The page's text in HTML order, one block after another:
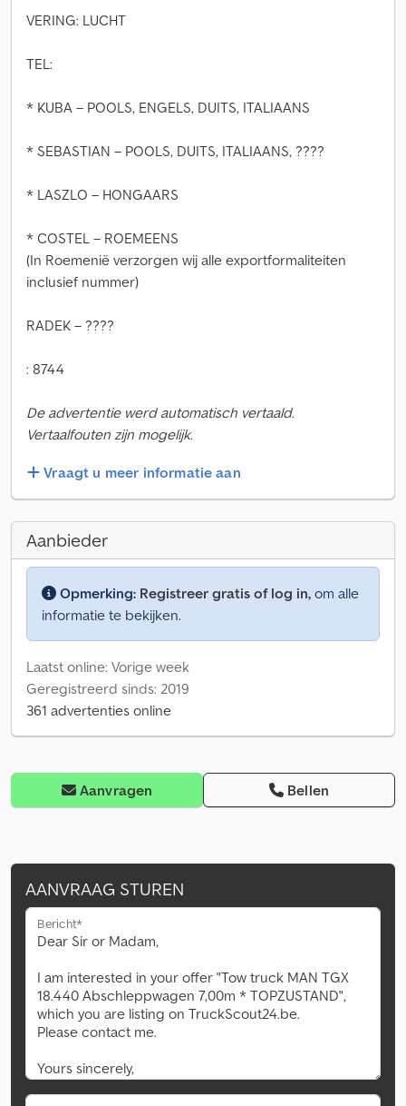
VERING: LUCHT
TEL:
* KUBA – POOLS, ENGELS, DUITS, ITALIAANS
* SEBASTIAN – POOLS, DUITS, ITALIAANS, ????
* LASZLO – HONGAARS
* COSTEL – ROEMEENS
(In Roemenië verzorgen wij alle exportformaliteiten
inclusief nummer)
RADEK – ????
: 8744
De advertentie werd automatisch vertaald.
Vertaalfouten zijn mogelijk.
Vraagt u meer informatie aan
Aanbieder
Opmerking: Registreer gratis of log in, om alle
informatie te bekijken.
Laatst online: Vorige week
Geregistreerd sinds: 2019
361 advertenties online
Aanvragen Bellen
AANVRAAG STUREN
Bericht*